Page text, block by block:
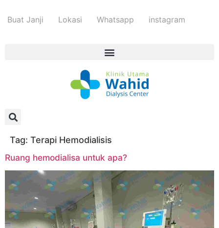
Buat Janji Lokasi Whatsapp instagram
Tag: Terapi Hemodialisis
Ruang hemodialisa untuk apa?